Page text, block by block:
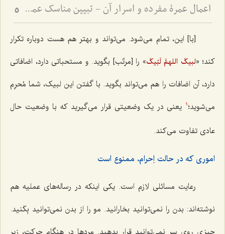
اعمال عمرۀ مفرده و اسرار آن - تبیین مناسک عمره و توضیح اماکن مکه و مدینه 5
[با] این، تمام می‌شود. می‌تواند و بهتر هم هست دوباره تکرار
کند؛ «لبیکَ اللهمَّ لَبّیکَ» را [مرتّب] بگوید. و مستحباتی دارد، اضافاتی
دارد، آن اضافات را هم می‌تواند بگوید. با گفتن این لبیک، شما مُحرِم
می‌شوید؛ 1
یعنی در یک وضعیتی قرار می‌گیرید که با وضعیت حال
عادی تفاوت می‌کند.
اموری که در حالت اِحرام، ممنوع است
رعایت مسائلی لازم است. یکی اینکه در رساله‌های عملیه هم
نوشته‌اند: بدن را نمی‌توانید بخارانید. مو را از بدن نمی‌توانید بِکَنید.